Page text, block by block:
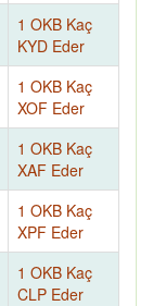
1 OKB Kaç
KYD Eder
1 OKB Kaç
XOF Eder
1 OKB Kaç
XAF Eder
1 OKB Kaç
XPF Eder
1 OKB Kaç
CLP Eder